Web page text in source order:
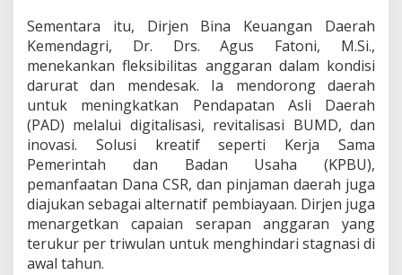
o
d
a
P
e
n
g
e
o
l
a
n
Sementara itu, Dirjen Bina Keuangan Daerah
Kemendagri, Dr. Drs. Agus Fatoni, M.Si.,
menekankan fleksibilitas anggaran dalam kondisi
darurat dan mendesak. Ia mendorong daerah
untuk meningkatkan Pendapatan Asli Daerah
(PAD) melalui digitalisasi, revitalisasi BUMD, dan
inovasi. Solusi kreatif seperti Kerja Sama
Pemerintah dan Badan Usaha (KPBU),
pemanfaatan Dana CSR, dan pinjaman daerah juga
diajukan sebagai alternatif pembiayaan. Dirjen juga
menargetkan capaian serapan anggaran yang
terukur per triwulan untuk menghindari stagnasi di
awal tahun.